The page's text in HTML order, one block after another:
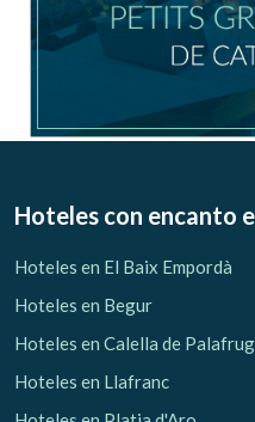
Hoteles con encanto
Hoteles en El Baix Empordà
Hoteles en Begur
Hoteles en Calella de
Hoteles en Llafranc